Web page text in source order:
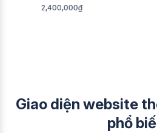
2,400,000₫
Giao diện website
phổ